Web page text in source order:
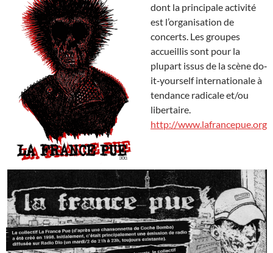
dont la principale activité
est l’organisation de
concerts. Les groupes
accueillis sont pour la
plupart issus de la scène do‐
it‐yourself internationale à
tendance radicale et/ou
libertaire.
http://www.lafrancepue.org